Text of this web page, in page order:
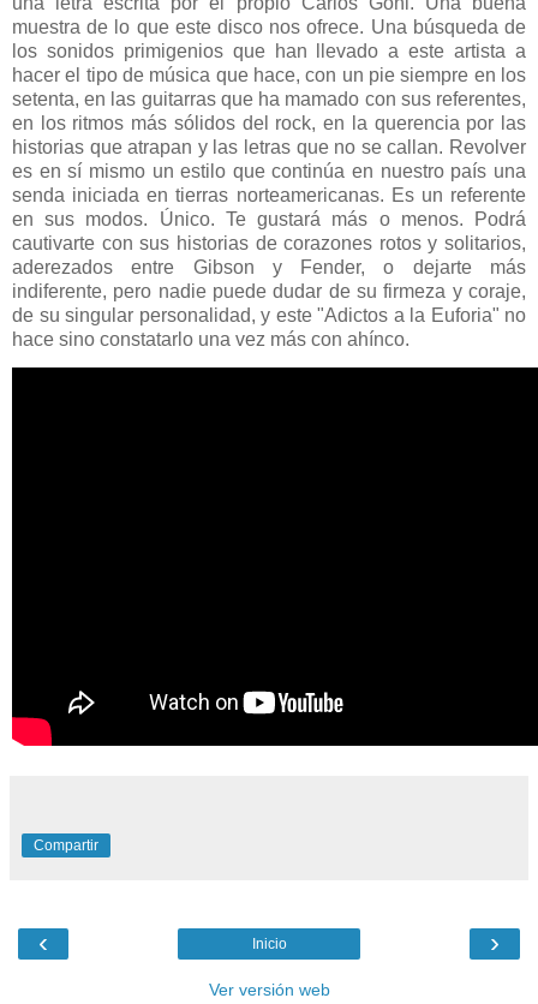
muestra de lo que este disco nos ofrece. Una búsqueda de
los sonidos primigenios que han llevado a este artista a
hacer el tipo de música que hace, con un pie siempre en los
setenta, en las guitarras que ha mamado con sus referentes,
en los ritmos más sólidos del rock, en la querencia por las
historias que atrapan y las letras que no se callan. Revolver
es en sí mismo un estilo que continúa en nuestro país una
senda iniciada en tierras norteamericanas. Es un referente
en sus modos. Único. Te gustará más o menos. Podrá
cautivarte con sus historias de corazones rotos y solitarios,
aderezados entre Gibson y Fender, o dejarte más
indiferente, pero nadie puede dudar de su firmeza y coraje,
de su singular personalidad, y este "Adictos a la Euforia" no
hace sino constatarlo una vez más con ahínco.
Compartir
‹ ›
Inicio
Ver versión web